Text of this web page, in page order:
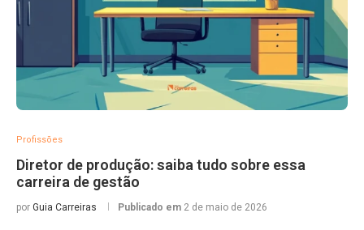
Profissões
Diretor de produção: saiba tudo sobre essa
carreira de gestão
por Guia Carreiras Publicado em 2 de maio de 2026